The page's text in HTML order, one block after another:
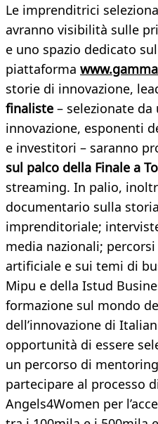
Le imprenditrici
avranno visibilità sulle
e uno spazio dedicato
piattaforma
storie di innovazione,
finaliste – selezionate
innovazione, esponenti
e investitori – saranno
sul palco della Finale a
streaming. In palio,
documentario sulla
imprenditoriale;
media nazionali;
artificiale e sui temi di
Mipu e della Istud
formazione sul mondo
dell’innovazione di
opportunità di essere
un percorso di
partecipare al processo
Angels4Women per